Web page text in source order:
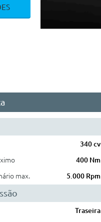
340 cv
400 Nm
max.
5.000 Rpm
Traseira